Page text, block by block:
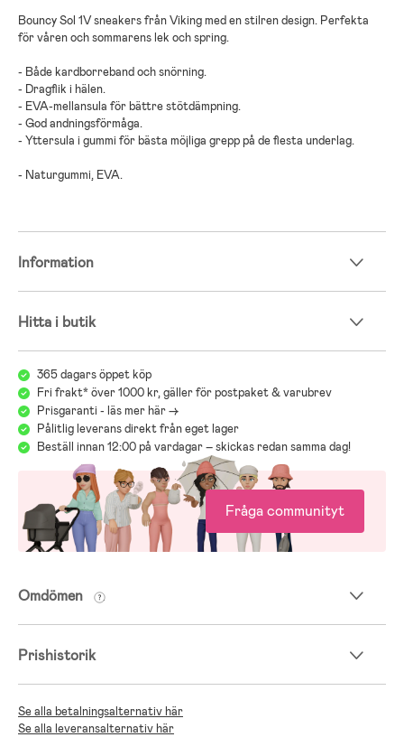
Bouncy Sol 1V sneakers från Viking med en stilren design. Perfekta
för våren och sommarens lek och spring.
- Både kardborreband och snörning.
- Dragflik i hälen.
- EVA-mellansula för bättre stötdämpning.
- God andningsförmåga.
- Yttersula i gummi för bästa möjliga grepp på de flesta underlag.
- Naturgummi, EVA.
Information
Hitta i butik
365 dagars öppet köp
Fri frakt* över 1000 kr, gäller för postpaket & varubrev
Prisgaranti - läs mer här ->
Pålitlig leverans direkt från eget lager
Beställ innan 12:00 på vardagar – skickas redan samma dag!
Fråga communityt
Omdömen
Prishistorik
Se alla betalningsalternativ här
Se alla leveransalternativ här